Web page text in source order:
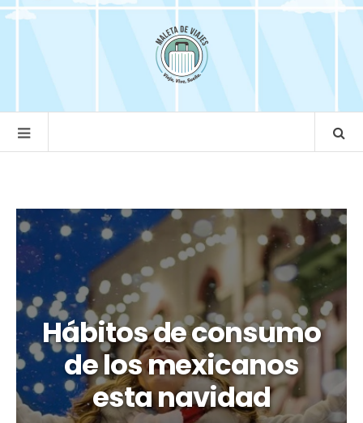
Hábitos de consumo
de los mexicanos
esta navidad